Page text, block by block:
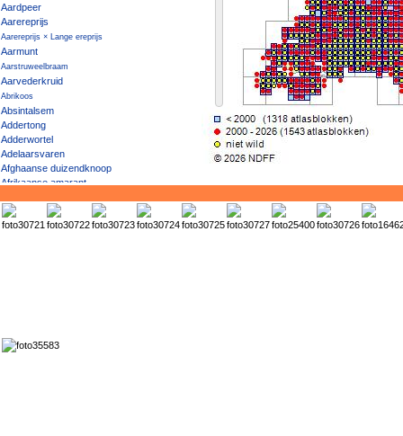
Aardpeer
Aarereprijs
Aarereprijs × Lange ereprijs
Aarmunt
Aarstruweelbraam
Aarvederkruid
Abrikoos
Absintalsem
Addertong
Adderwortel
Adelaarsvaren
Afghaanse duizendknoop
Afrikaanse amarant
Ageratum
Akeleiruit
Akkerereprijs